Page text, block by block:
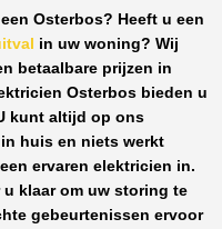
Osterbos? Heeft u een
in uw woning? Wij
betaalbare prijzen in
Osterbos bieden u
kunt altijd op ons
huis en niets werkt
ervaren elektricien in.
klaar om uw storing te
gebeurtenissen ervoor